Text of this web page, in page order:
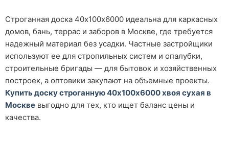
Строганная доска 40х100х6000 идеальна для каркасных
домов, бань, террас и заборов в Москве, где требуется
надежный материал без усадки. Частные застройщики
используют ее для стропильных систем и опалубки,
строительные бригады — для бытовок и хозяйственных
построек, а оптовики закупают на объемные проекты.
Купить доску строганную 40х100х6000 хвоя сухая в
Москве выгодно для тех, кто ищет баланс цены и
качества.